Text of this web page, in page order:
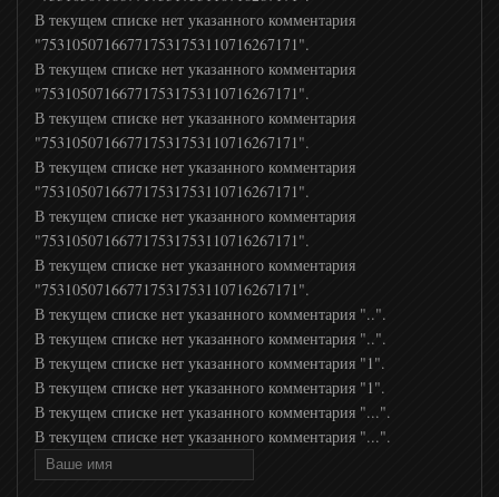
В текущем списке нет указанного комментария
"753105071667717531753110716267171".
В текущем списке нет указанного комментария
"753105071667717531753110716267171".
В текущем списке нет указанного комментария
"753105071667717531753110716267171".
В текущем списке нет указанного комментария
"753105071667717531753110716267171".
В текущем списке нет указанного комментария
"753105071667717531753110716267171".
В текущем списке нет указанного комментария
"753105071667717531753110716267171".
В текущем списке нет указанного комментария "..".
В текущем списке нет указанного комментария "..".
В текущем списке нет указанного комментария "1".
В текущем списке нет указанного комментария "1".
В текущем списке нет указанного комментария "...".
В текущем списке нет указанного комментария "...".